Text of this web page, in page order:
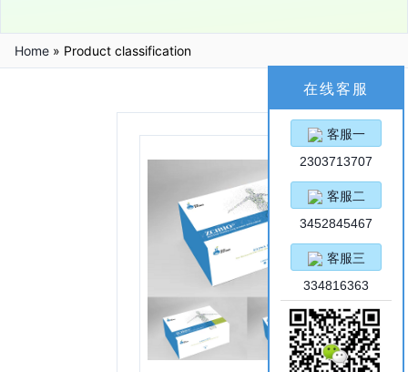
Home » Product classification
在线客服
客服一
2303713707
客服二
3452845467
客服三
334816363